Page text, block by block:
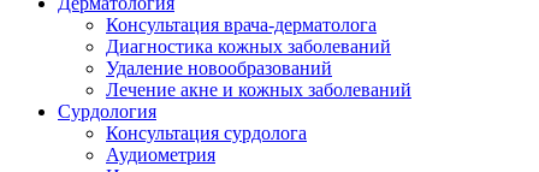
Консультация врача-дерматолога
Диагностика кожных заболеваний
Удаление новообразований
Лечение акне и кожных заболеваний
Сурдология
Консультация сурдолога
Аудиометрия